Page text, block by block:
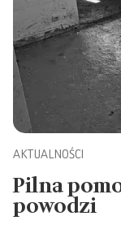
AKTUALNOŚCI
Pilna
powodzi